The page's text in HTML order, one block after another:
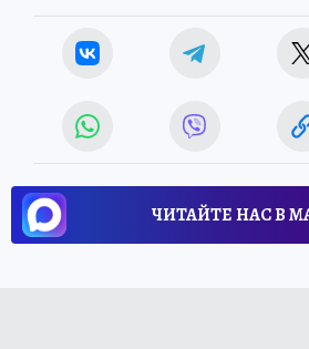
ЧИТАЙТЕ НАС В